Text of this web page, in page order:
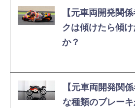
【元車両開発関
クは傾けたら傾
か？
【元車両開発関
な種類のブレー